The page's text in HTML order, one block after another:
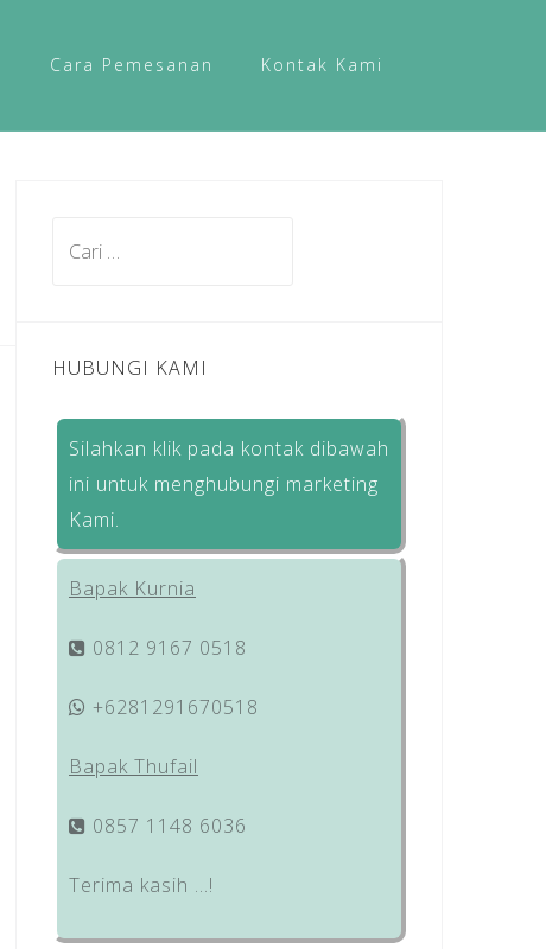
Cara Pemesanan Kontak Kami
HUBUNGI KAMI
Silahkan klik pada kontak dibawah
ini untuk menghubungi marketing
Kami.
Bapak Kurnia
0812 9167 0518
+6281291670518
Bapak Thufail
0857 1148 6036
Terima kasih …!